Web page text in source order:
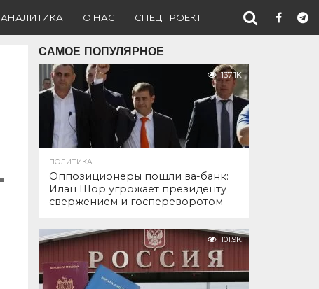
АНАЛИТИКА О НАС СПЕЦПРОЕКТ
САМОЕ ПОПУЛЯРНОЕ
137.1K
ПОЛИТИКА
Оппозиционеры пошли ва-банк:
Илан Шор угрожает президенту
свержением и госпереворотом
101.9K